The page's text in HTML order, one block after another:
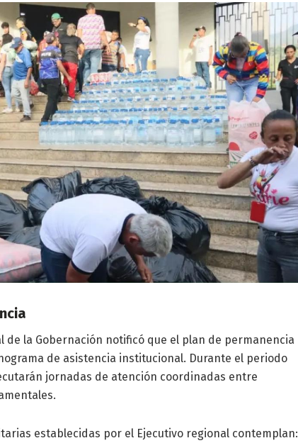
de la Gobernación notificó que el plan de permanencia
de asistencia institucional. Durante el periodo
jornadas de atención coordinadas entre
establecidas por el Ejecutivo regional contemplan: